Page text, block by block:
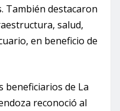
También destacaron
salud,
en beneficio de
beneficiarios de La
reconoció al